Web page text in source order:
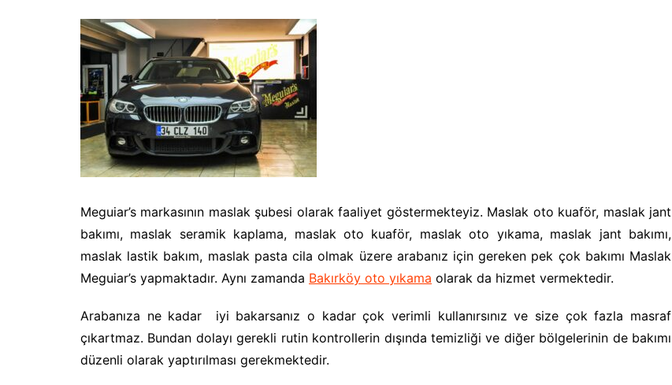
Meguiar’s markasının maslak şubesi olarak faaliyet göstermekteyiz. Maslak oto kuaför, maslak jant
bakımı, maslak seramik kaplama, maslak oto kuaför, maslak oto yıkama, maslak jant bakımı,
maslak lastik bakım, maslak pasta cila olmak üzere arabanız için gereken pek çok bakımı Maslak
Meguiar’s yapmaktadır. Aynı zamanda Bakırköy oto yıkama olarak da hizmet vermektedir.
Arabanıza ne kadar iyi bakarsanız o kadar çok verimli kullanırsınız ve size çok fazla masraf
çıkartmaz. Bundan dolayı gerekli rutin kontrollerin dışında temizliği ve diğer bölgelerinin de bakımı
düzenli olarak yaptırılması gerekmektedir.